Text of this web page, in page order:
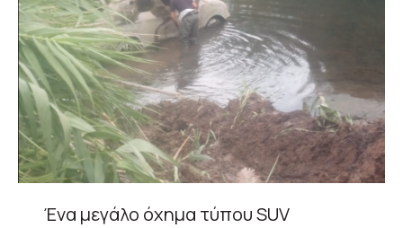
Ένα μεγάλο όχημα τύπου SUV